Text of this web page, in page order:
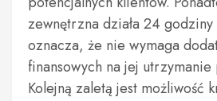
zewnętrzna działa 24
oznacza, że nie wymaga
finansowych na jej
Kolejną zaletą jest możliwość